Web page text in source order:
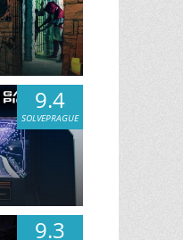
9.4
SOLVEPRAGUE
9.3